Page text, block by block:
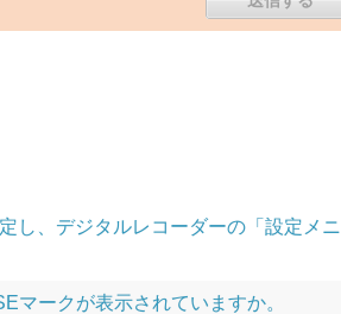
し、デジタルレコーダーの「設定メ
マークが表示されていますか。